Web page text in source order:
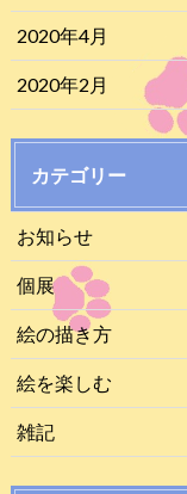
2020年4月
2020年2月
カテゴリー
お知らせ
個展
絵の描き方
絵を楽しむ
雑記